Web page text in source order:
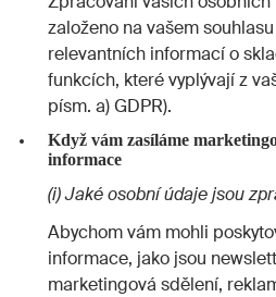
založeno na vašem
relevantních informací o
funkcích, které vyplývají z
písm. a) GDPR).
Když vám zasíláme
informace
(i) Jaké osobní údaje jsou
Abychom vám mohli
informace, jako jsou
marketingová sdělení,